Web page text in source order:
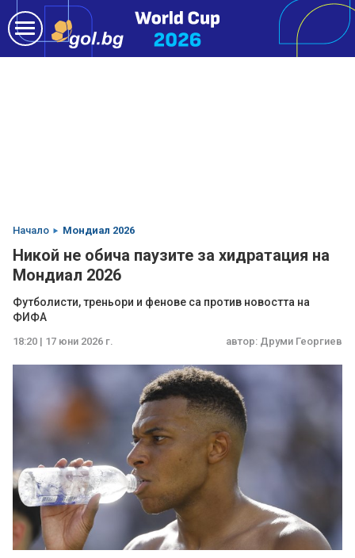
Начало Мондиал 2026
Никой не обича паузите за хидратация на
Мондиал 2026
Футболисти, треньори и фенове са против новостта на
ФИФА
18:20 | 17 юни 2026 г. автор: Друми Георгиев